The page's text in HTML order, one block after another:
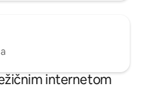
internetom